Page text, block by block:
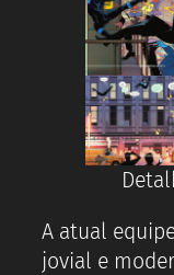
A atual
jovial e